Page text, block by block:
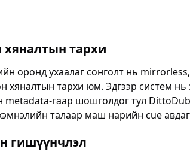
тархи
оронд ухаалаг сонголт нь mirrorless,
хяналтын тархи юм. Эдгээр систем нь
metadata-гаар шошголдог тул
талаар маш нарийн cue
гишүүнчлэл